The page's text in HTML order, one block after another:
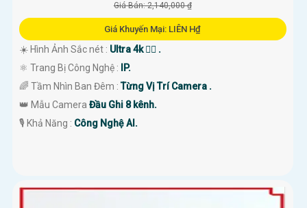
Giá Bán: 2,140,000 ₫
Giá Khuyến Mại: LIÊN H₫
☀️ Hình Ảnh Sắc nét : Ultra 4k 👍🏾 .
⚛️ Trang Bị Công Nghệ :
IP.
🌈 Tầm Nhìn Ban Đêm :Từng Vị Trí Camera .
👑 Mẫu Camera Đầu Ghi 8 kênh.
️🎙 Khả Năng : Công Nghệ AI.